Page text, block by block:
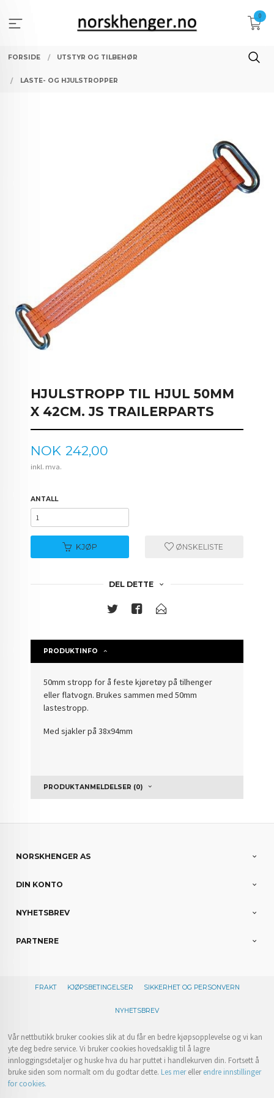
innholdet
0
FORSIDE UTSTYR OG TILBEHØR
LASTE- OG HJULSTROPPER
HJULSTROPP TIL HJUL 50MM
X 42CM. JS TRAILERPARTS
Pris
NOK 242,00
inkl. mva.
ANTALL
KJØP ØNSKELISTE
DEL DETTE
PRODUKTINFO
50mm stropp for å feste kjøretøy på tilhenger
eller flatvogn. Brukes sammen med 50mm
lastestropp.
Med sjakler på 38x94mm
PRODUKTANMELDELSER (0)
NORSKHENGER AS
DIN KONTO
NYHETSBREV
PARTNERE
FRAKT KJØPSBETINGELSER SIKKERHET OG PERSONVERN
NYHETSBREV
Vår nettbutikk bruker cookies slik at du får en bedre kjøpsopplevelse og vi kan
yte deg bedre service. Vi bruker cookies hovedsaklig til å lagre
innloggingsdetaljer og huske hva du har puttet i handlekurven din. Fortsett å
bruke siden som normalt om du godtar dette. Les merellerendre innstillinger
for cookies.